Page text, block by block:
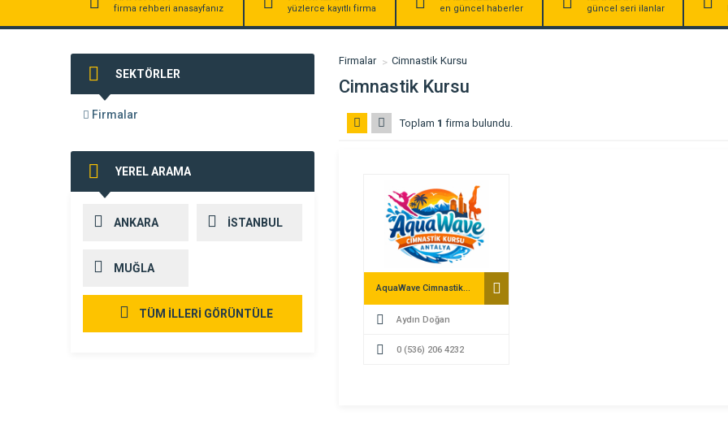
firma rehberi anasayfanız yüzlerce kayıtlı firma en güncel haberler güncel seri ilanlar
SEKTÖRLER
Firmalar
YEREL ARAMA
ANKARA İSTANBUL
MUĞLA
TÜM İLLERİ GÖRÜNTÜLE
Firmalar Cimnastik Kursu
Cimnastik Kursu
Toplam 1 firma bulundu.
AquaWave Cimnastik Kursu Antalya
Aydın Doğan
0 (536) 206 4232